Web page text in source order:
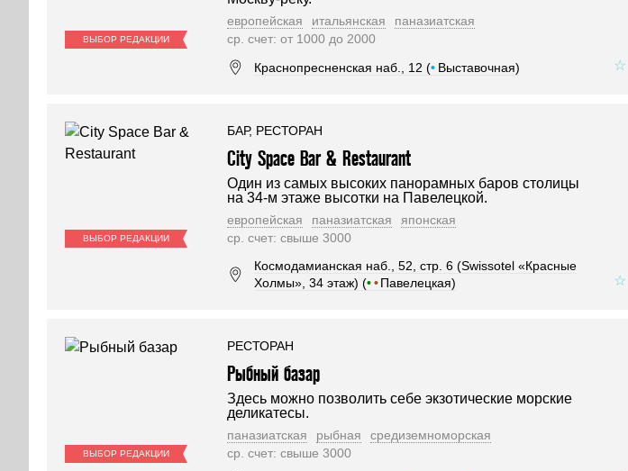
ВЫБОР РЕДАКЦИИ
европейская итальянская
паназиатская
ср. счет: от 1000 до 2000
Краснопресненская наб., 12 (• Выставочная)
ВЫБОР РЕДАКЦИИ
БАР, РЕСТОРАН
City Space Bar & Restaurant
Один из самых высоких панорамных баров столицы
на 34-м этаже высотки на Павелецкой.
европейская паназиатская
японская
ср. счет: свыше 3000
Космодамианская наб., 52, стр. 6 (Swissotel «Красные
Холмы», 34 этаж) (•• Павелецкая)
ВЫБОР РЕДАКЦИИ
РЕСТОРАН
Рыбный базар
Здесь можно позволить себе экзотические морские
деликатесы.
паназиатская рыбная
средиземноморская
ср. счет: свыше 3000